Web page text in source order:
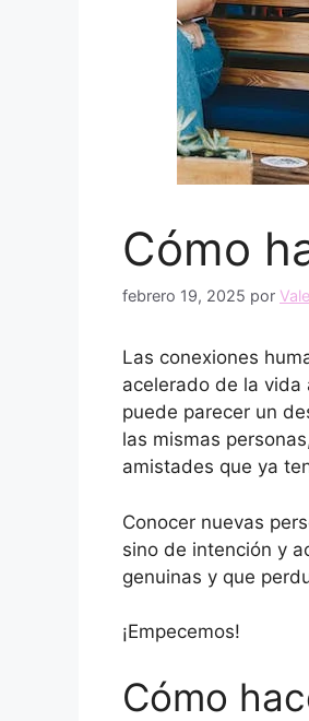
Cómo
febrero 19, 2025 por
Las conexiones
acelerado de la vida
puede parecer un
las mismas
amistades que ya
Conocer nuevas
sino de intención y
genuinas y que
¡Empecemos!
Cómo